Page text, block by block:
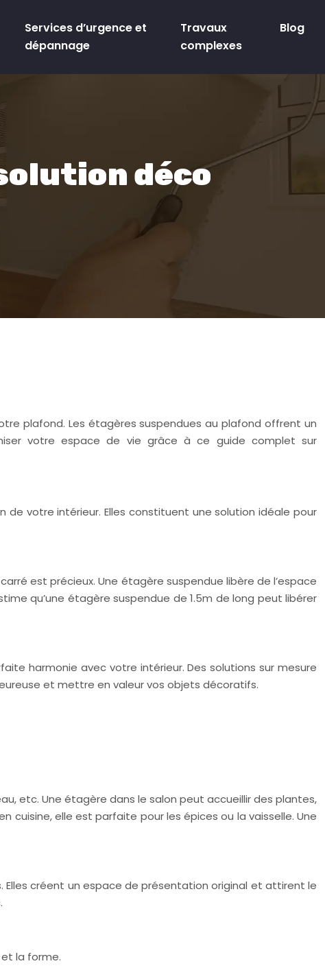
Services d’urgence et
dépannage
Travaux
complexes
Blog
déco
plafond. Les étagères suspendues au plafond offrent un
votre espace de vie grâce à ce guide complet sur
votre intérieur. Elles constituent une solution idéale pour
est précieux. Une étagère suspendue libère de l’espace
qu’une étagère suspendue de 1.5m de long peut libérer
harmonie avec votre intérieur. Des solutions sur mesure
et mettre en valeur vos objets décoratifs.
etc. Une étagère dans le salon peut accueillir des plantes,
cuisine, elle est parfaite pour les épices ou la vaisselle. Une
créent un espace de présentation original et attirent le
la forme.